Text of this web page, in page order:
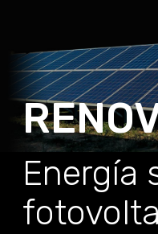
Energía